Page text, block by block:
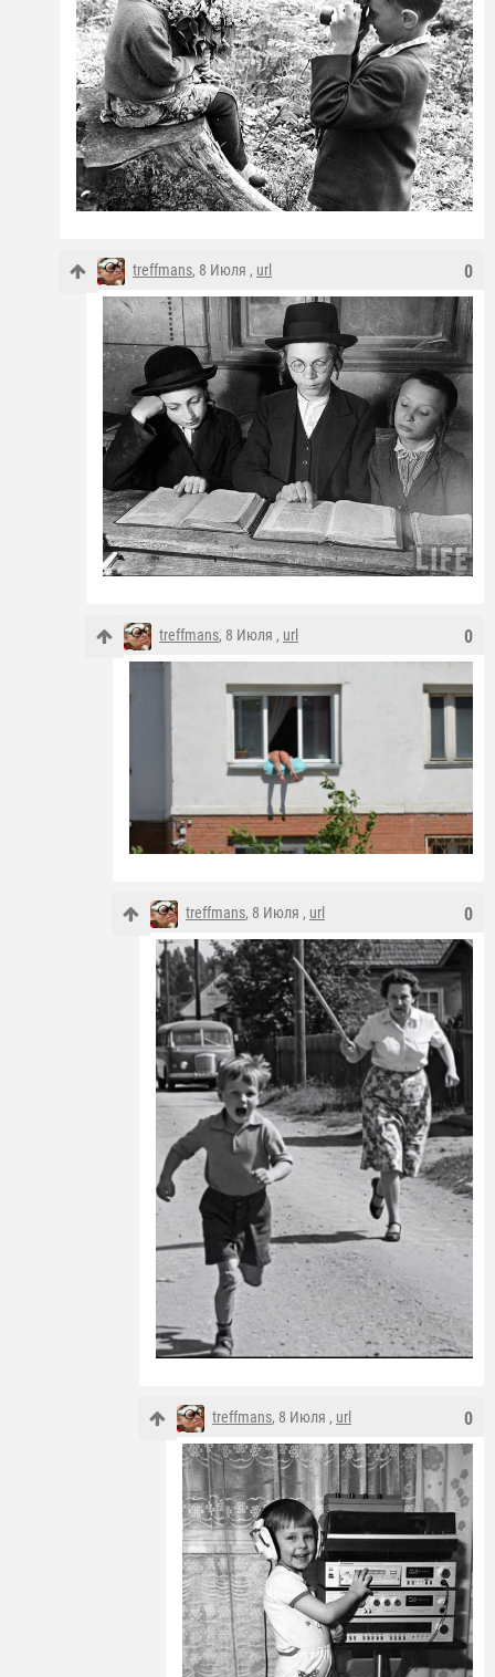
0
treffmans, 8 Июля , url
0
treffmans, 8 Июля , url
0
treffmans, 8 Июля , url
0
treffmans, 8 Июля , url